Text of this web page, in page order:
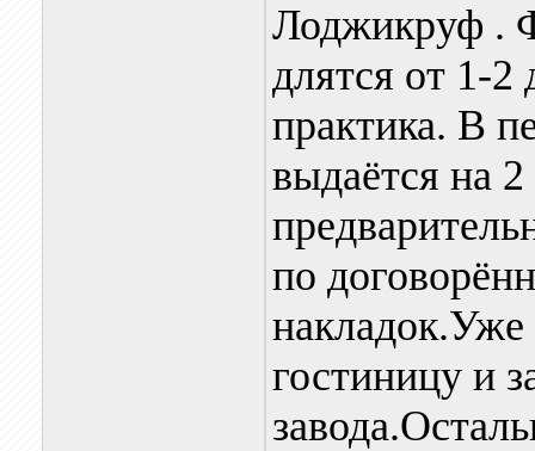
Лоджикруф .
длятся от 1-
практика. В
выдаётся на
по
гостиницу и